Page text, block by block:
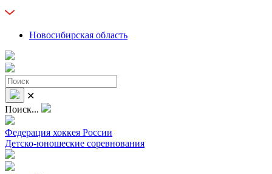
Новосибирская область
✕
Поиск...
Федерация хоккея России
Детско-юношеские соревнования